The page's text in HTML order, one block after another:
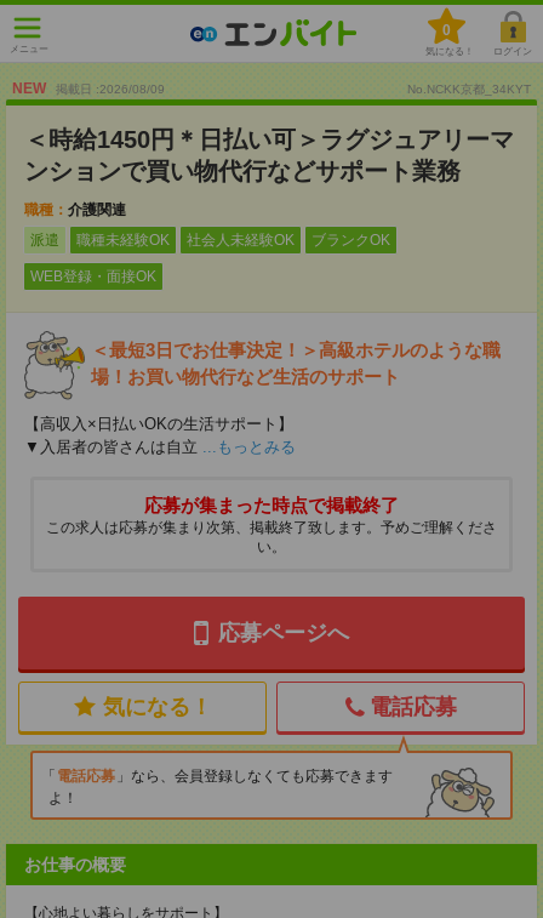
メニュー
0
気になる！ ログイン
NEW 掲載日 :2026/08/09 No.NCKK京都_34KYT
＜時給1450円＊日払い可＞ラグジュアリーマ
ンションで買い物代行などサポート業務
職種： 介護関連
派遣
職種未経験OK 社会人未経験OK ブランクOK
WEB登録・面接OK
＜最短3日でお仕事決定！＞高級ホテルのような職
場！お買い物代行など生活のサポート
【高収入×日払いOKの生活サポート】
▼入居者の皆さんは自立 ...もっとみる
応募が集まった時点で掲載終了
この求人は応募が集まり次第、掲載終了致します。予めご理解くださ
い。
応募ページへ
気になる！ 電話応募
電話応募
なら、会員登録しなくても応募できます
よ！
お仕事の概要
【心地よい暮らしをサポート】